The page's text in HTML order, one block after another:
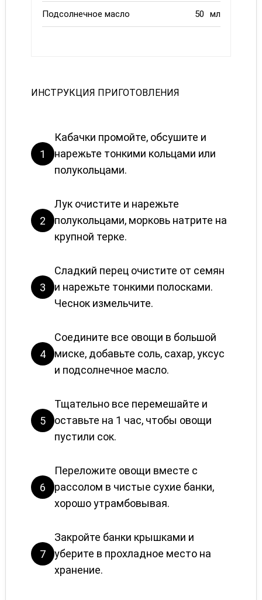
Подсолнечное масло 50 мл
ИНСТРУКЦИЯ ПРИГОТОВЛЕНИЯ
1
Кабачки промойте, обсушите и
нарежьте тонкими кольцами или
полукольцами.
2
Лук очистите и нарежьте
полукольцами, морковь натрите на
крупной терке.
3
Сладкий перец очистите от семян
и нарежьте тонкими полосками.
Чеснок измельчите.
4
Соедините все овощи в большой
миске, добавьте соль, сахар, уксус
и подсолнечное масло.
5
Тщательно все перемешайте и
оставьте на 1 час, чтобы овощи
пустили сок.
6
Переложите овощи вместе с
рассолом в чистые сухие банки,
хорошо утрамбовывая.
7
Закройте банки крышками и
уберите в прохладное место на
хранение.